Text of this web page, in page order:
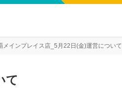
メインプレイス店_5月22日(金)運営について
て